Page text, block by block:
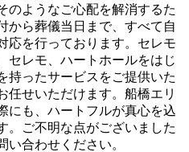
のようなご心配を解消するた
から葬儀当日まで、すべて自
応を行っております。セレモ
セレモ、ハートホールをはじ
持ったサービスをご提供いた
任せいただけます。船橋エリ
にも、ハートフルが真心を込
。ご不明な点がございました
い合わせください。